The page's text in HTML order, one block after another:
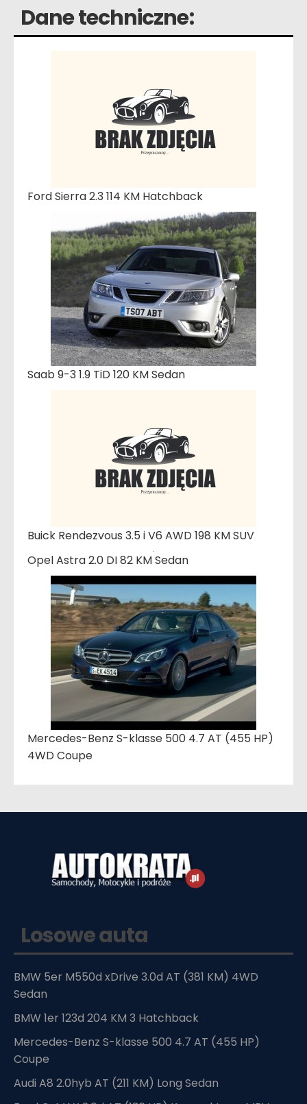
Dane techniczne:
Ford Sierra 2.3 114 KM Hatchback
Saab 9-3 1.9 TiD 120 KM Sedan
Buick Rendezvous 3.5 i V6 AWD 198 KM SUV
Opel Astra 2.0 DI 82 KM Sedan
Mercedes-Benz S-klasse 500 4.7 AT (455 HP)
4WD Coupe
Losowe auta
BMW 5er M550d xDrive 3.0d AT (381 KM) 4WD
Sedan
BMW 1er 123d 204 KM 3 Hatchback
Mercedes-Benz S-klasse 500 4.7 AT (455 HP)
Coupe
Audi A8 2.0hyb AT (211 KM) Long Sedan